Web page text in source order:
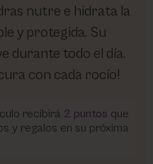
nutre e hidrata la
y protegida. Su
durante todo el día.
con cada rocío!
recibirá 2 puntos que
y regalos en su próxima